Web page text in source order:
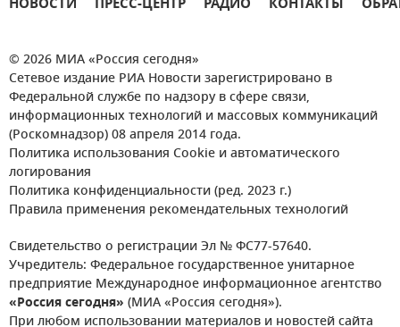
НОВОСТИ ПРЕСС-ЦЕНТР РАДИО КОНТАКТЫ
© 2026 МИА «Россия сегодня»
Сетевое издание РИА Новости зарегистрировано в
Федеральной службе по надзору в сфере связи,
информационных технологий и массовых коммуникаций
(Роскомнадзор) 08 апреля 2014 года.
Политика использования Cookie и автоматического
логирования
Политика конфиденциальности (ред. 2023 г.)
Правила применения рекомендательных технологий
Свидетельство о регистрации Эл № ФС77-57640.
Учредитель: Федеральное государственное унитарное
предприятие Международное информационное агентство
«Россия сегодня» (МИА «Россия сегодня»).
При любом использовании материалов и новостей сайта